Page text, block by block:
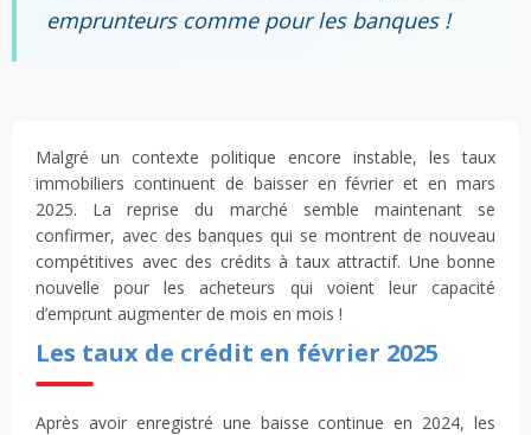
emprunteurs comme pour les banques !
Malgré un contexte politique encore instable, les taux
immobiliers continuent de baisser en février et en mars
2025. La reprise du marché semble maintenant se
confirmer, avec des banques qui se montrent de nouveau
compétitives avec des crédits à taux attractif. Une bonne
nouvelle pour les acheteurs qui voient leur capacité
d’emprunt augmenter de mois en mois !
Les taux de crédit en février 2025
Après avoir enregistré une baisse continue en 2024, les